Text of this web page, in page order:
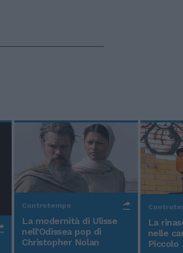
Controtempo
La modernità di Ulisse
nell'Odissea pop di
Christopher Nolan
La
nelle
Piccolo